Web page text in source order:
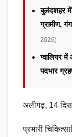
बुलंदशहर में
ग्रामीण,
2026)
ग्वालियर
पदभार
अलीगढ़, 14
प्रभारी